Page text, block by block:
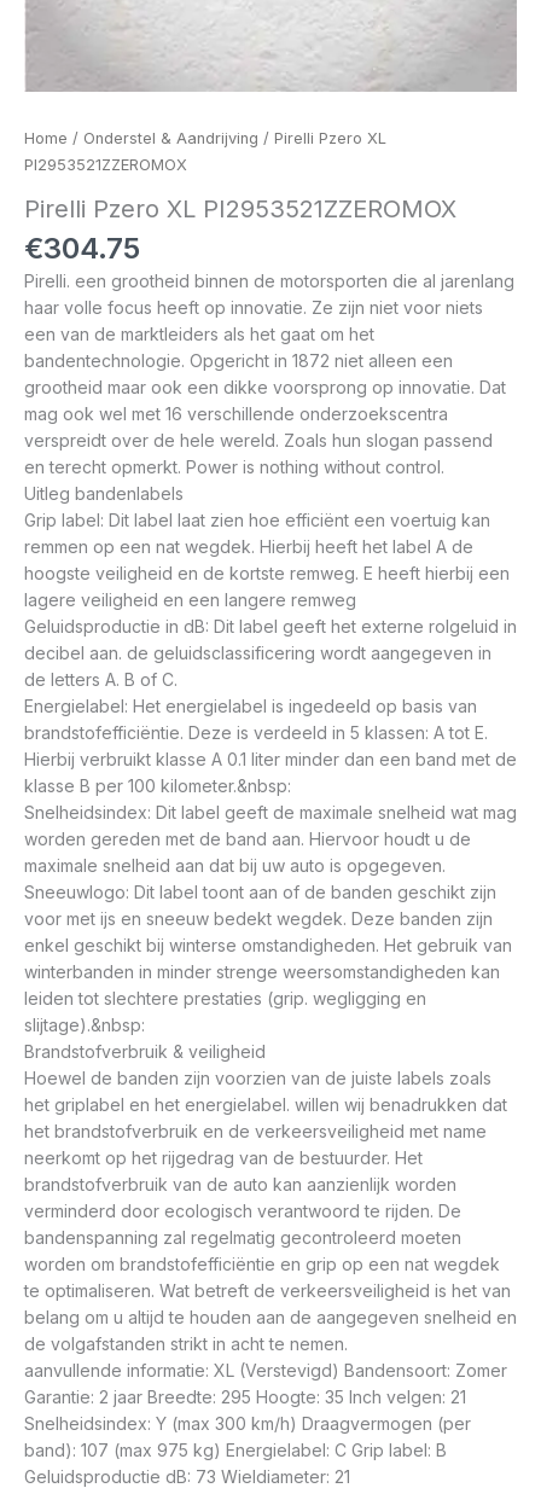
Home / Onderstel & Aandrijving / Pirelli Pzero XL
PI2953521ZZEROMOX
Pirelli Pzero XL PI2953521ZZEROMOX
€304.75
Pirelli. een grootheid binnen de motorsporten die al jarenlang
haar volle focus heeft op innovatie. Ze zijn niet voor niets
een van de marktleiders als het gaat om het
bandentechnologie. Opgericht in 1872 niet alleen een
grootheid maar ook een dikke voorsprong op innovatie. Dat
mag ook wel met 16 verschillende onderzoekscentra
verspreidt over de hele wereld. Zoals hun slogan passend
en terecht opmerkt. Power is nothing without control.
Uitleg bandenlabels
Grip label: Dit label laat zien hoe efficiënt een voertuig kan
remmen op een nat wegdek. Hierbij heeft het label A de
hoogste veiligheid en de kortste remweg. E heeft hierbij een
lagere veiligheid en een langere remweg
Geluidsproductie in dB: Dit label geeft het externe rolgeluid in
decibel aan. de geluidsclassificering wordt aangegeven in
de letters A. B of C.
Energielabel: Het energielabel is ingedeeld op basis van
brandstofefficiëntie. Deze is verdeeld in 5 klassen: A tot E.
Hierbij verbruikt klasse A 0.1 liter minder dan een band met de
klasse B per 100 kilometer.&nbsp:
Snelheidsindex: Dit label geeft de maximale snelheid wat mag
worden gereden met de band aan. Hiervoor houdt u de
maximale snelheid aan dat bij uw auto is opgegeven.
Sneeuwlogo: Dit label toont aan of de banden geschikt zijn
voor met ijs en sneeuw bedekt wegdek. Deze banden zijn
enkel geschikt bij winterse omstandigheden. Het gebruik van
winterbanden in minder strenge weersomstandigheden kan
leiden tot slechtere prestaties (grip. wegligging en
slijtage).&nbsp:
Brandstofverbruik & veiligheid
Hoewel de banden zijn voorzien van de juiste labels zoals
het griplabel en het energielabel. willen wij benadrukken dat
het brandstofverbruik en de verkeersveiligheid met name
neerkomt op het rijgedrag van de bestuurder. Het
brandstofverbruik van de auto kan aanzienlijk worden
verminderd door ecologisch verantwoord te rijden. De
bandenspanning zal regelmatig gecontroleerd moeten
worden om brandstofefficiëntie en grip op een nat wegdek
te optimaliseren. Wat betreft de verkeersveiligheid is het van
belang om u altijd te houden aan de aangegeven snelheid en
de volgafstanden strikt in acht te nemen.
aanvullende informatie: XL (Verstevigd) Bandensoort: Zomer
Garantie: 2 jaar Breedte: 295 Hoogte: 35 Inch velgen: 21
Snelheidsindex: Y (max 300 km/h) Draagvermogen (per
band): 107 (max 975 kg) Energielabel: C Grip label: B
Geluidsproductie dB: 73 Wieldiameter: 21